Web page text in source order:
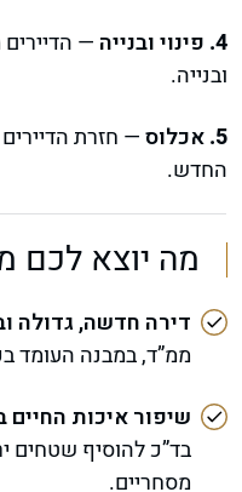
פינוי ובנייה —
ובנייה.
אכלוס— חזרת
החדש.
מה יוצא לכם
דירה חדשה, גדולה
ממ”ד, במבנה העומד
שיפור איכות החיים
בד”כ להוסיף שטחים
מסחריים.